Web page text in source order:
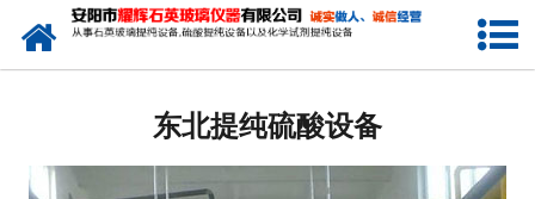
网站首页
东北提纯硫酸设备